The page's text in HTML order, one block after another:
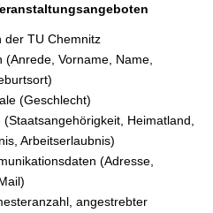
der TU Chemnitz
(Anrede, Vorname, Name,
(Geschlecht)
Heimatland,
Arbeitserlaubnis)
(Adresse,
angestrebter